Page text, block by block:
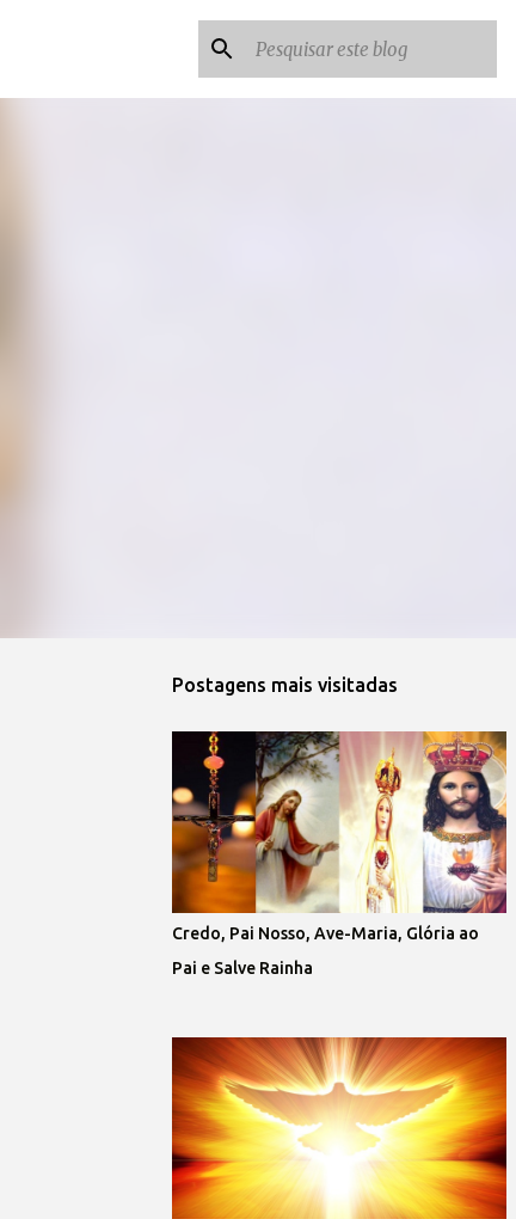
Postagens mais visitadas
Credo, Pai Nosso, Ave-Maria, Glória ao
Pai e Salve Rainha